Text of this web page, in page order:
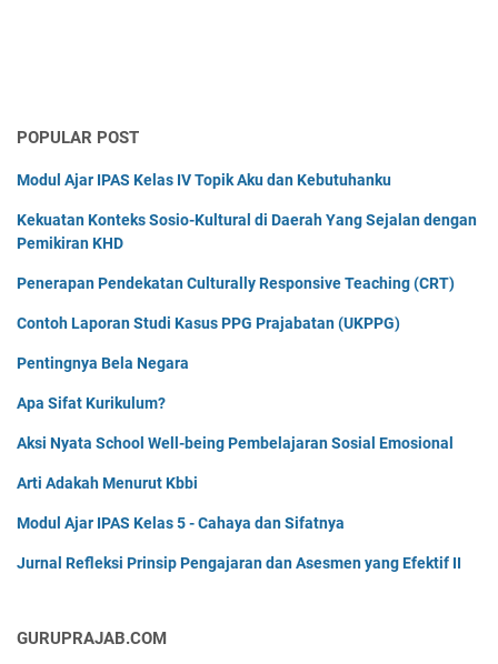
POPULAR POST
Modul Ajar IPAS Kelas IV Topik Aku dan Kebutuhanku
Kekuatan Konteks Sosio-Kultural di Daerah Yang Sejalan dengan
Pemikiran KHD
Penerapan Pendekatan Culturally Responsive Teaching (CRT)
Contoh Laporan Studi Kasus PPG Prajabatan (UKPPG)
Pentingnya Bela Negara
Apa Sifat Kurikulum?
Aksi Nyata School Well-being Pembelajaran Sosial Emosional
Arti Adakah Menurut Kbbi
Modul Ajar IPAS Kelas 5 - Cahaya dan Sifatnya
Jurnal Refleksi Prinsip Pengajaran dan Asesmen yang Efektif II
GURUPRAJAB.COM